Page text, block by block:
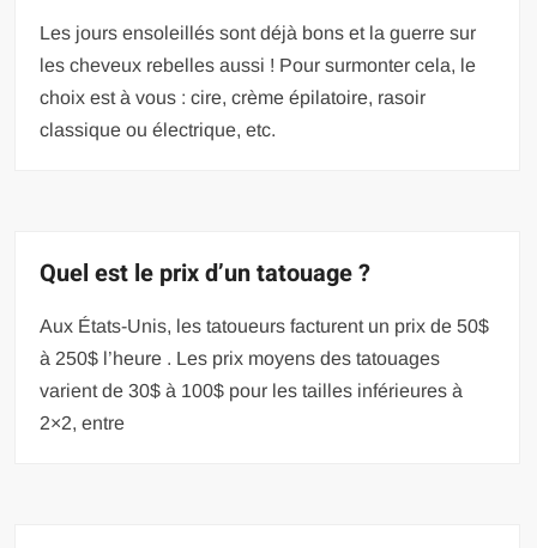
Les jours ensoleillés sont déjà bons et la guerre sur
les cheveux rebelles aussi ! Pour surmonter cela, le
choix est à vous : cire, crème épilatoire, rasoir
classique ou électrique, etc.
Quel est le prix d’un tatouage ?
Aux États-Unis, les tatoueurs facturent un prix de 50$
à 250$ l’heure . Les prix moyens des tatouages
varient de 30$ à 100$ pour les tailles inférieures à
2×2, entre